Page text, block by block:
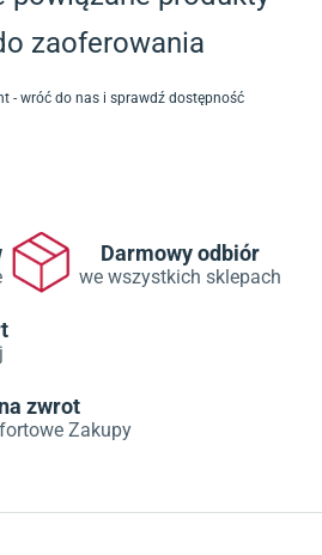
zaoferowania
- wróć do nas i sprawdź dostępność
Darmowy odbiór
we wszystkich sklepach
zwrot
Zakupy